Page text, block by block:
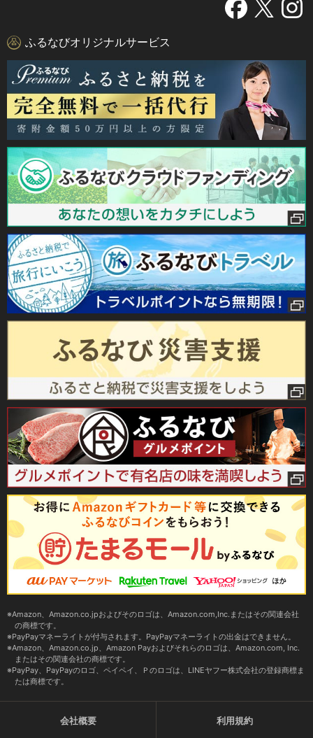
ふるなびオリジナルサービス
Amazon、Amazon.co.jpおよびそのロゴは、Amazon.com,Inc.またはその関連会社
の商標です。
PayPayマネーライトが付与されます。PayPayマネーライトの出金はできません。
Amazon、Amazon.co.jp、Amazon Payおよびそれらのロゴは、Amazon.com, Inc.
またはその関連会社の商標です。
PayPay、PayPayのロゴ、ペイペイ、Ｐのロゴは、LINEヤフー株式会社の登録商標ま
たは商標です。
会社概要 利用規約